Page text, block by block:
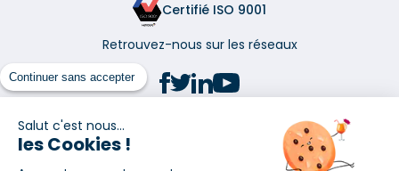
Continuer sans accepter
Salut c'est nous...
les Cookies !
Certifié ISO 9001
Retrouvez-nous sur les réseaux
(1) Taux fixe national hors assurance et selon votre profil